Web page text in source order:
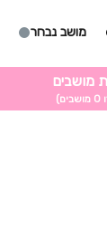
מושב נבחר
מושבים